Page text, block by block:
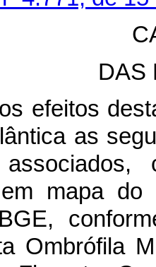
DAS
efeitos
as
mapa
Ombrófila